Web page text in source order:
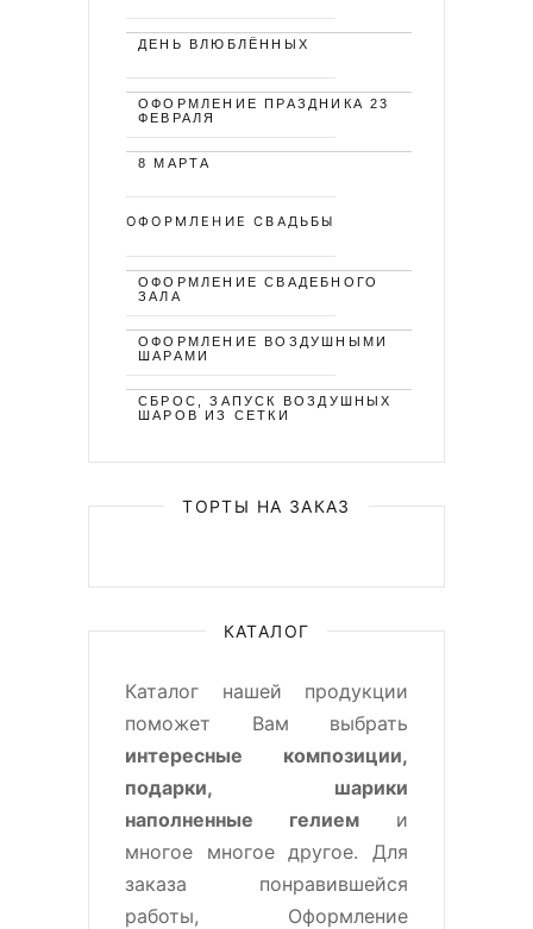
ДЕНЬ ВЛЮБЛЁННЫХ
ОФОРМЛЕНИЕ ПРАЗДНИКА 23
ФЕВРАЛЯ
8 МАРТА
ОФОРМЛЕНИЕ СВАДЬБЫ
ОФОРМЛЕНИЕ СВАДЕБНОГО
ЗАЛА
ОФОРМЛЕНИЕ ВОЗДУШНЫМИ
ШАРАМИ
СБРОС, ЗАПУСК ВОЗДУШНЫХ
ШАРОВ ИЗ СЕТКИ
ТОРТЫ НА ЗАКАЗ
КАТАЛОГ
Каталог нашей продукции
поможет Вам выбрать
интересные композиции,
подарки, шарики
наполненные гелием и
многое многое другое. Для
заказа понравившейся
работы, Оформление